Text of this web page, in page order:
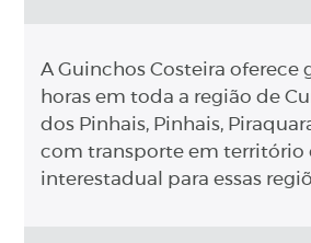
A Guinchos Costeira oferece
horas em toda a região de
dos Pinhais, Pinhais,
com transporte em território
interestadual para essas